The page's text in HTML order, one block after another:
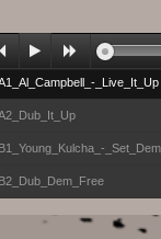
_Live_It_Up
B1_Young_Kulcha_-
B2_Dub_Dem_Free